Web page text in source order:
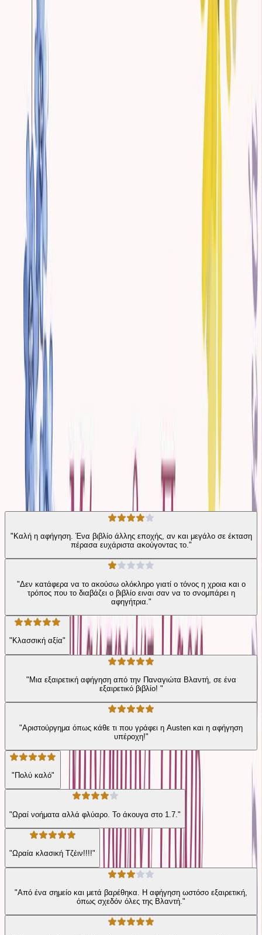
Περίληψη
Η Φάνι Πράις, μια νεαρή κοπέλα από φτωχή οικογένεια, πηγαίνει
να ζήσει με τους πλούσιους συγγενείς της στην πολυτελή έπαυλή
τους, το Μάνσφιλντ Παρκ. Καθώς η Φάνι προσπαθεί να βρει τον
δρόμο της σε έναν κοινωνικό λαβύρινθο που δεν γνωρίζει, γίνεται
μάρτυρας των ηθικών αδυναμιών και των ρομαντικών ιστοριών
των ξαδέλφων και των γειτόνων της.
Παραμένει σταθερή σε όσα θεωρεί σωστές αρχές για μια γυναίκα
της τάξης της, αλλά παράλληλα δεν μπορεί να αποφύγει την έλξη
που της ασκεί ο Έντμουντ, ο οποίος ίσως είναι ο μόνος που εκτιμά
πραγματικά την αξία της.
Τελικά η ήρεμη δύναμη της Φάνι λειτουργεί αναπάντεχα ως μια
σταθερά, οδηγώντας τη στην αποδοχή και την ευτυχία.
Το ""Μάνσφιλντ Παρκ"" είναι ένα ταξίδι αυτοανακάλυψης,
αποτυπώνει την αντίθεση μεταξύ καθήκοντος και επιθυμίας και
θέτει ερωτήματα για τη δύναμη της ηθικής ακεραιότητας σε έναν
κόσμο βυθισμένο στη ματαιοδοξία και την αποθέωση των
προσχημάτων."
Κλασική Λογοτεχνία
Η γνώμη των ακροατών
★ 4.2 /5 Βαθμολογία βιβλίου
Αξιολογήσεις
"Καλή η αφήγηση. Ένα βιβλίο άλλης εποχής, αν και μεγάλο σε έκταση
πέρασα ευχάριστα ακούγοντας το."
"Δεν κατάφερα να το ακούσω ολόκληρο γιατί ο τόνος η χροια και o
τρόπος που το διαβάζει ο βιβλίο ειναι σαν να το σνομπάρει η
αφηγήτρια."
"Κλασσική αξία"
"Μια εξαιρετική αφήγηση από την Παναγιώτα Βλαντή, σε ένα
εξαιρετικό βιβλίο! "
"Αριστούργημα όπως κάθε τι που γράφει η Austen και η αφήγηση
υπέροχη!"
"Πολύ καλό"
"Ωραί νοήματα αλλά φλύαρο. Το άκουγα στο 1.7."
"Ωραία κλασική Τζέιν!!!!"
"Από ένα σημείο και μετά βαρέθηκα. Η αφήγηση ωστόσο εξαιρετική,
όπως σχεδόν όλες της Βλαντή."